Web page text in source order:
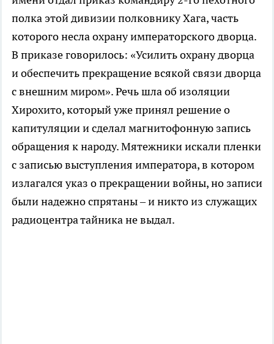
полка этой дивизии полковнику Хага, часть
которого несла охрану императорского дворца.
В приказе говорилось: «Усилить охрану дворца
и обеспечить прекращение всякой связи дворца
с внешним миром». Речь шла об изоляции
Хирохито, который уже принял решение о
капитуляции и сделал магнитофонную запись
обращения к народу. Мятежники искали пленки
с записью выступления императора, в котором
излагался указ о прекращении войны, но записи
были надежно спрятаны – и никто из служащих
радиоцентра тайника не выдал.